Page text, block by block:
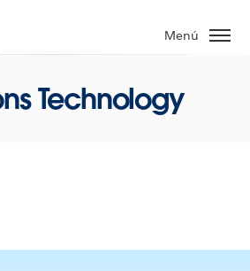
Menú
Technology